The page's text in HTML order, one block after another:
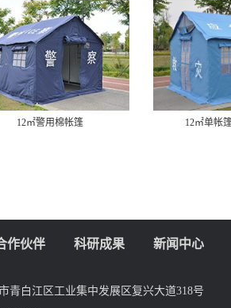
12㎡警用棉帐篷 12㎡单帐
作伙伴 科研成果 新闻中心
青白江区工业集中发展区复兴大道318号